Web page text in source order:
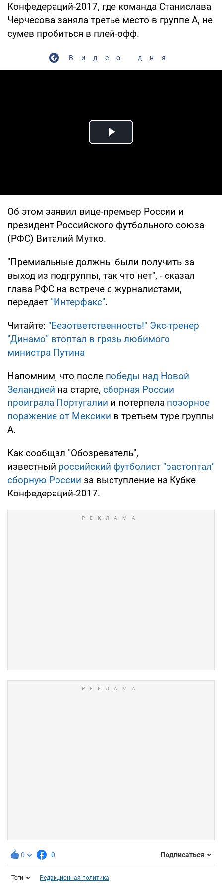
Конфедераций-2017, где команда Станислава
Черчесова заняла третье место в группе А, не
сумев пробиться в плей-офф.
Видео дня
Play Video
Об этом заявил вице-премьер России и
президент Российского футбольного союза
(РФС) Виталий Мутко.
"Премиальные должны были получить за
выход из подгруппы, так что нет", - сказал
глава РФС на встрече с журналистами,
передает "Интерфакс".
Читайте: "Безответственность!" Экс-тренер
"Динамо" втоптал в грязь любимого
министра Путина
Напомним, что после победы над Новой
Зеландией на старте, сборная России
проиграла Португалии и потерпела позорное
поражение от Мексики в третьем туре группы
А.
Как сообщал "Обозреватель",
известный российский футболист "растоптал"
сборную России за выступление на Кубке
Конфедераций-2017.
0 0 Подписаться
Теги Редакционная политика